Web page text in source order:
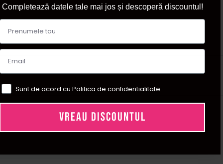
Completează datele tale mai jos și descoperă discountul!
Sunt de acord cu Politica de confidentialitate
VREAU DISCOUNTUL